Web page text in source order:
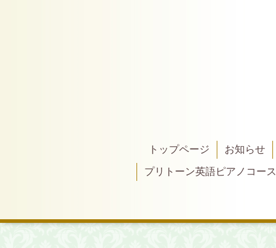
トップページ お知らせ
プリトーン英語ピアノコース